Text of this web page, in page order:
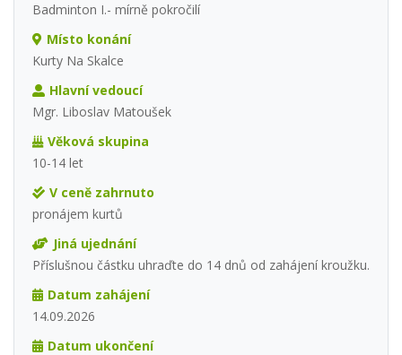
Badminton I.- mírně pokročilí
Místo konání
Kurty Na Skalce
Hlavní vedoucí
Mgr. Liboslav Matoušek
Věková skupina
10-14 let
V ceně zahrnuto
pronájem kurtů
Jiná ujednání
Příslušnou částku uhraďte do 14 dnů od zahájení kroužku.
Datum zahájení
14.09.2026
Datum ukončení